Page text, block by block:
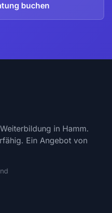
buchen
in Hamm.
Ein Angebot von